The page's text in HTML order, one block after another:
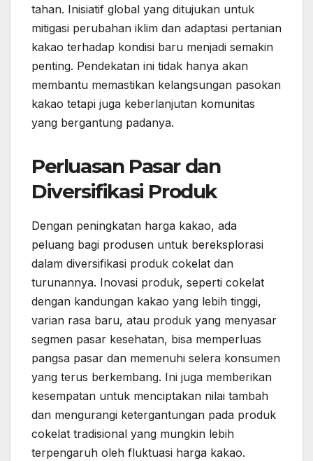
tahan. Inisiatif global yang ditujukan untuk
mitigasi perubahan iklim dan adaptasi pertanian
kakao terhadap kondisi baru menjadi semakin
penting. Pendekatan ini tidak hanya akan
membantu memastikan kelangsungan pasokan
kakao tetapi juga keberlanjutan komunitas
yang bergantung padanya.
Perluasan Pasar dan
Diversifikasi Produk
Dengan peningkatan harga kakao, ada
peluang bagi produsen untuk bereksplorasi
dalam diversifikasi produk cokelat dan
turunannya. Inovasi produk, seperti cokelat
dengan kandungan kakao yang lebih tinggi,
varian rasa baru, atau produk yang menyasar
segmen pasar kesehatan, bisa memperluas
pangsa pasar dan memenuhi selera konsumen
yang terus berkembang. Ini juga memberikan
kesempatan untuk menciptakan nilai tambah
dan mengurangi ketergantungan pada produk
cokelat tradisional yang mungkin lebih
terpengaruh oleh fluktuasi harga kakao.